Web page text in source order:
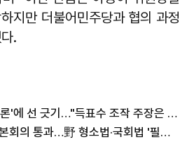
지만 더불어민주당과 협의 과정
.
윤상현, 與 '부정선거론'에 선 긋기…"득표수 조작 주장은 선동"
선관위 특검법, 국회 본회의 통과…野 형소법·국회법 '필버' 돌입(종합)